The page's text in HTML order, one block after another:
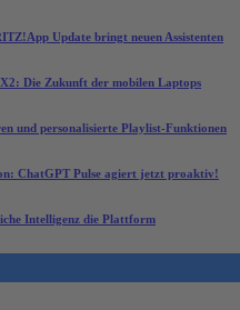
Update bringt neuen Assistenten
Die Zukunft der mobilen Laptops
und personalisierte Playlist-Funktionen
ChatGPT Pulse agiert jetzt proaktiv!
Intelligenz die Plattform